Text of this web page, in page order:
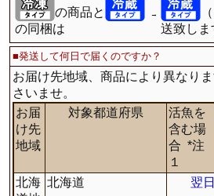
の商品と
の同梱は
→
送致しま
■発送して何日で届くのですか？
お届け先地域、商品により異なり
さいませ。
お届
け先
地域
対象都道府県
活魚を
含む場
合 *注
１
北海 北海道 翌日